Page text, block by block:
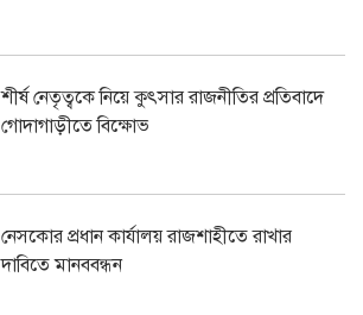
শীর্ষ নেতৃত্বকে নিয়ে কুৎসার রাজনীতির প্রতিবাদে
গোদাগাড়ীতে বিক্ষোভ
নেসকোর প্রধান কার্যালয় রাজশাহীতে রাখার
দাবিতে মানববন্ধন